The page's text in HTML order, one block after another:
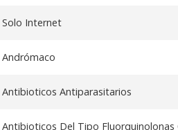
Solo Internet
Andrómaco
Antibioticos Antiparasitarios
Antibioticos Del Tipo Fluorquinolonas